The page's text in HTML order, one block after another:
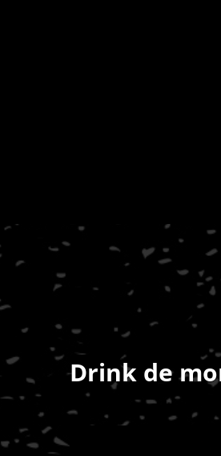
Drink de